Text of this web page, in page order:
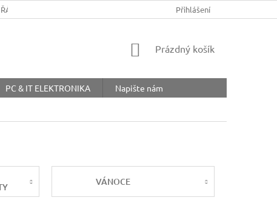
COOKIES OCHRANA
Přihlášení
NÁKUPNÍ
Prázdný košík
PC & IT ELEKTRONIKA
Napište nám
VÁNOCE